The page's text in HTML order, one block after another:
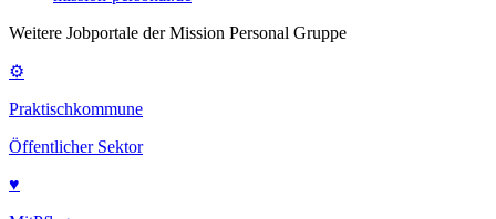
Weitere Jobportale der Mission Personal Gruppe
⚙
Praktischkommune
Öffentlicher Sektor
♥